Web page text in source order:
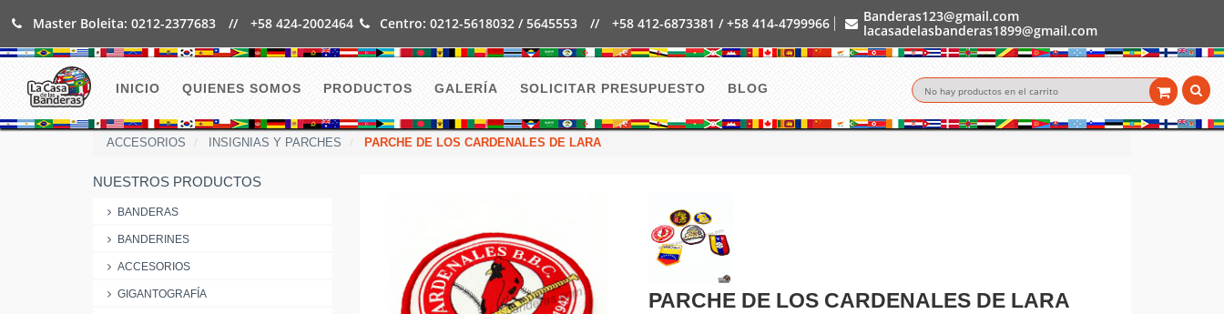
Master Boleita: 0212-2377683 // +58 424-2002464 Centro: 0212-5618032 / 5645553 // +58 412-6873381 / +58 414-4799966
Banderas123@gmail.com
lacasadelasbanderas1899@gmail.com
No hay productos en el carrito
INICIO QUIENES SOMOS PRODUCTOS GALERÍA SOLICITAR PRESUPUESTO BLOG
ACCESORIOS INSIGNIAS Y PARCHES PARCHE DE LOS CARDENALES DE LARA
NUESTROS PRODUCTOS
BANDERAS
BANDERINES
ACCESORIOS
GIGANTOGRAFÍA PARCHE DE LOS CARDENALES DE LARA